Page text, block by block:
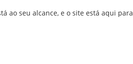
ao seu alcance, e o site está aqui para